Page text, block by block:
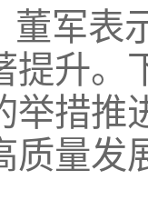
董军表
提升。
举措推
质量发